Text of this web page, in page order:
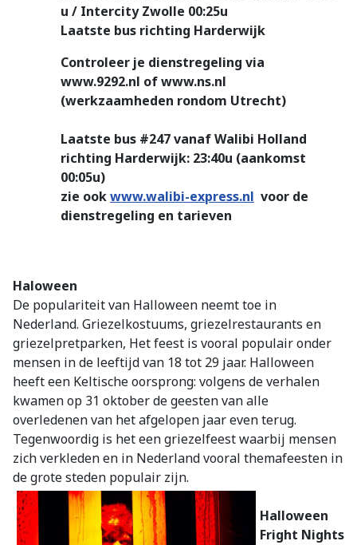
u / Intercity Zwolle 00:25u
Laatste bus richting Harderwijk
Controleer je dienstregeling via
www.9292.nl of www.ns.nl
(werkzaamheden rondom Utrecht)
Laatste bus #247 vanaf Walibi Holland
richting Harderwijk: 23:40u (aankomst
00:05u)
zie ookwww.walibi-express.nl voor de
dienstregeling en tarieven
Haloween
De populariteit van Halloween neemt toe in
Nederland. Griezelkostuums, griezelrestaurants en
griezelpretparken, Het feest is vooral populair onder
mensen in de leeftijd van 18 tot 29 jaar. Halloween
heeft een Keltische oorsprong: volgens de verhalen
kwamen op 31 oktober de geesten van alle
overledenen van het afgelopen jaar even terug.
Tegenwoordig is het een griezelfeest waarbij mensen
zich verkleden en in Nederland vooral themafeesten in
de grote steden populair zijn.
Halloween
Fright Nights